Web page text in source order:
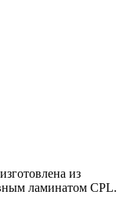
из
ламинатом CPL.